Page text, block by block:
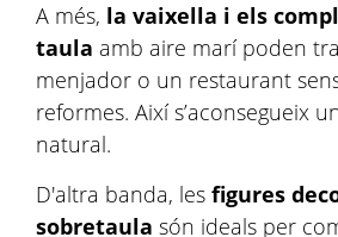
A més, la vaixella i els
taula amb aire marí poden
menjador o un restaurant
reformes. Així s’aconsegueix
natural.
D'altra banda, les figures
sobretaula són ideals per